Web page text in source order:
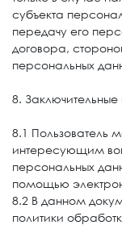
субъекта
передачу его
договора,
персональных
8.
8.1 Пользователь
интересующим
персональных
помощью
8.2 В данном
политики